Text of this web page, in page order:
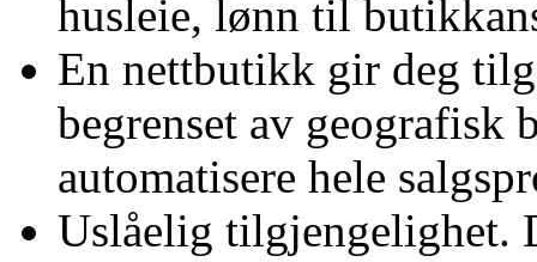
husleie, lønn til
En nettbutikk gir deg
begrenset av geografisk
automatisere hele
Uslåelig tilgjengelighet.